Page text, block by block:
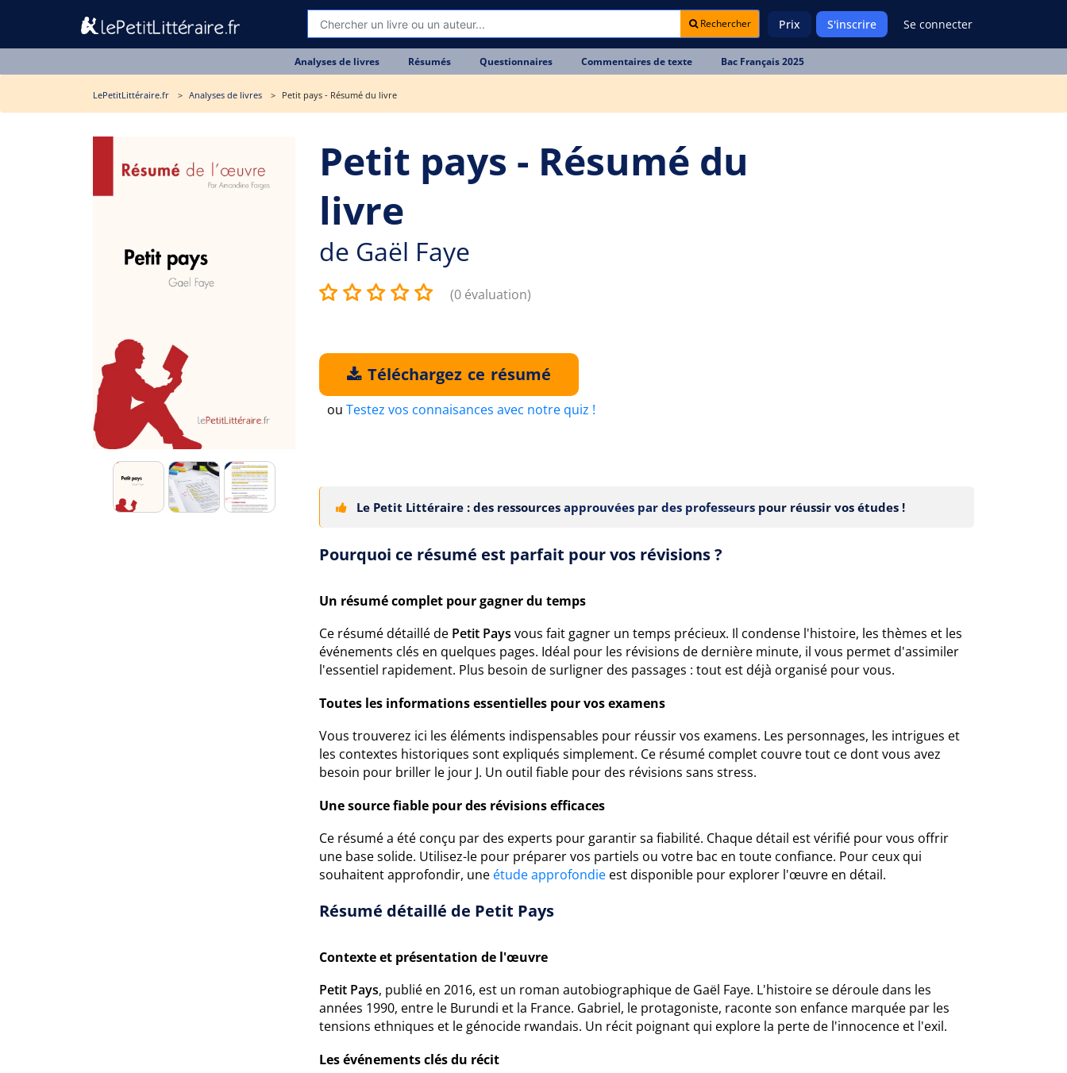
Rechercher Prix S'inscrire Se connecter
Analyses de livres Résumés Questionnaires Commentaires de texte Bac Français 2025
LePetitLittéraire.fr Analyses de livres Petit pays - Résumé du livre
Petit pays - Résumé du
livre
de Gaël Faye
(0 évaluation)
Téléchargez ce résumé
ou Testez vos connaisances avec notre quiz !
Le Petit Littéraire : des ressources approuvées par des professeurs pour réussir vos études !
Pourquoi ce résumé est parfait pour vos révisions ?
Un résumé complet pour gagner du temps
Ce résumé détaillé de Petit Pays vous fait gagner un temps précieux. Il condense l'histoire, les thèmes et les
événements clés en quelques pages. Idéal pour les révisions de dernière minute, il vous permet d'assimiler
l'essentiel rapidement. Plus besoin de surligner des passages : tout est déjà organisé pour vous.
Toutes les informations essentielles pour vos examens
Vous trouverez ici les éléments indispensables pour réussir vos examens. Les personnages, les intrigues et
les contextes historiques sont expliqués simplement. Ce résumé complet couvre tout ce dont vous avez
besoin pour briller le jour J. Un outil fiable pour des révisions sans stress.
Une source fiable pour des révisions efficaces
Ce résumé a été conçu par des experts pour garantir sa fiabilité. Chaque détail est vérifié pour vous offrir
une base solide. Utilisez-le pour préparer vos partiels ou votre bac en toute confiance. Pour ceux qui
souhaitent approfondir, une étude approfondie est disponible pour explorer l'œuvre en détail.
Résumé détaillé de Petit Pays
Contexte et présentation de l'œuvre
Petit Pays, publié en 2016, est un roman autobiographique de Gaël Faye. L'histoire se déroule dans les
années 1990, entre le Burundi et la France. Gabriel, le protagoniste, raconte son enfance marquée par les
tensions ethniques et le génocide rwandais. Un récit poignant qui explore la perte de l'innocence et l'exil.
Les événements clés du récit